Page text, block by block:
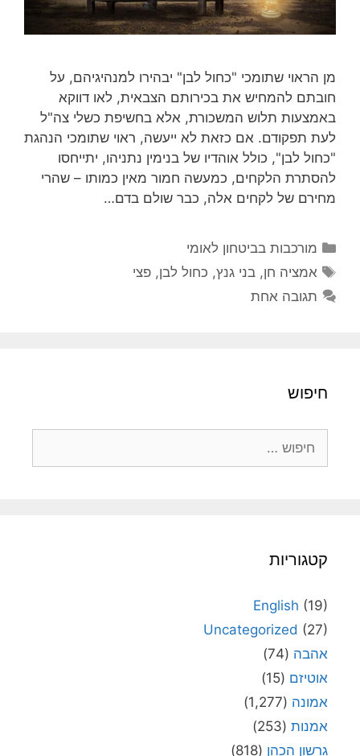
מן הראוי שתומכי "כחול לבן" יבהירו למנהיגיהם, על
חובתם להמחיש את בכירותם הצבאית, לאו דווקא
באמצעות תלוש המשכורת, אלא בחשיפת כשלי צה"ל
לעת תפקודם. אם כזאת לא ייעשה, ראוי שתומכי הנהגת
"כחול לבן", כולל אוהדיו של בנימין נתניהו, יתייחסו
להסתרת הלקחים, כמעשה חמור מאין כמותו – שהרי
מחירם של לקחים אלה, כבר שולם בדם…
קטגוריות
מורכבות בביטחון לאומי
תגיות
אמציה חן,בני גנץ, כחול לבן,פצי
תגובה אחת
חיפוש
קטגוריות
English (19)
Uncategorized (27)
אהבה (74)
אוטיזם (15)
אמונה (1,277)
אמנות (253)
גרשון הכהן (818)